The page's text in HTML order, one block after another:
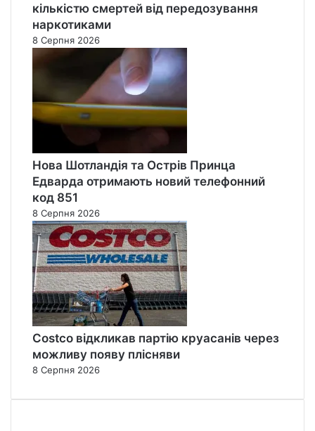
кількістю смертей від передозування
наркотиками
8 Серпня 2026
Нова Шотландія та Острів Принца
Едварда отримають новий телефонний
код 851
8 Серпня 2026
Costco відкликав партію круасанів через
можливу появу плісняви
8 Серпня 2026